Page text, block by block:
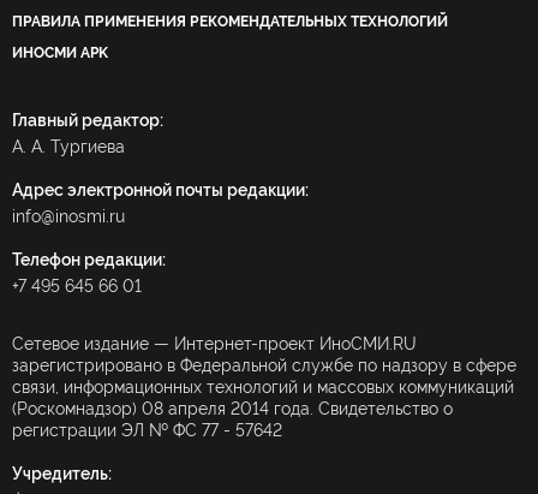
ПРАВИЛА ПРИМЕНЕНИЯ РЕКОМЕНДАТЕЛЬНЫХ ТЕХНОЛОГИЙ
ИНОСМИ APK
Главный редактор:
А. А. Тургиева
Адрес электронной почты редакции:
info@inosmi.ru
Телефон редакции:
+7 495 645 66 01
Сетевое издание — Интернет-проект ИноСМИ.RU
зарегистрировано в Федеральной службе по надзору в сфере
связи, информационных технологий и массовых коммуникаций
(Роскомнадзор) 08 апреля 2014 года. Свидетельство о
регистрации ЭЛ № ФС 77 - 57642
Учредитель: